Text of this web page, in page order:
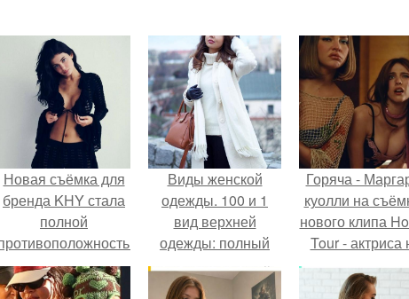
Новая съёмка для
бренда KHY стала
полной
образу, с которым
кайли
Виды женской
одежды. 100 и 1
вид верхней
одежды: полный
пальто, курток и
Горяча -
куолли на
нового клипа
Tour - актриса
только
кадре, но и